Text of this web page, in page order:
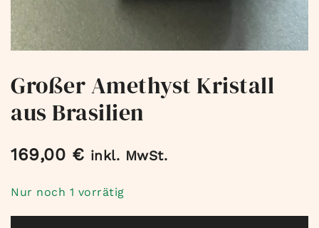
Großer Amethyst Kristall
aus Brasilien
169,00 € inkl. MwSt.
Nur noch 1 vorrätig